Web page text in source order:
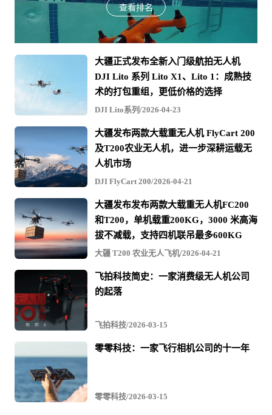
最大可倾斜角度
工作环境温度 -10℃ 至 40℃
GPS + Galileo + BeiDou
悬停精度
垂直：
±0.1 米（视觉定位正常工作时）
水平：
±0.3 米（视觉定位正常工作时）
±0.5 米（卫星定位正常工作时）
机载内存
相机
影像传感器
广角相机：1 英寸 CMOS，有效像素 5000 万
4800 万
等效焦距：24 mm
光圈：f/1.8
等效焦距：70 mm
查看排名
大疆正式发布全新入门级航拍无人机
DJI Lito 系列 Lito X1、Lito 1：成熟技
术的打包重组，更低价格的选择
DJI Lito系列/2026-04-23
大疆发布两款大载重无人机 FlyCart 200
及T200农业无人机，进一步深耕运载无
人机市场
DJI FlyCart 200/2026-04-21
大疆发布发布两款大载重无人机FC200
和T200，单机载重200KG，3000 米高海
拔不减载，支持四机联吊最多600KG
大疆 T200 农业无人飞机/2026-04-21
飞拍科技简史：一家消费级无人机公司
的起落
飞拍科技/2026-03-15
零零科技：一家飞行相机公司的十一年
零零科技/2026-03-15